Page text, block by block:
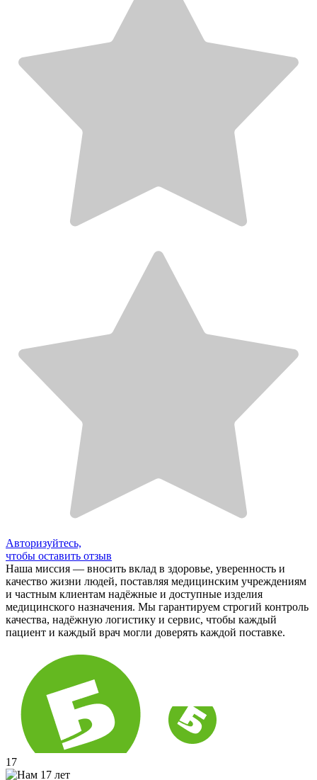
Авторизуйтесь,
чтобы оставить отзыв
Наша миссия — вносить вклад в здоровье, уверенность и
качество жизни людей, поставляя медицинским учреждениям
и частным клиентам надёжные и доступные изделия
медицинского назначения. Мы гарантируем строгий контроль
качества, надёжную логистику и сервис, чтобы каждый
пациент и каждый врач могли доверять каждой поставке.
17